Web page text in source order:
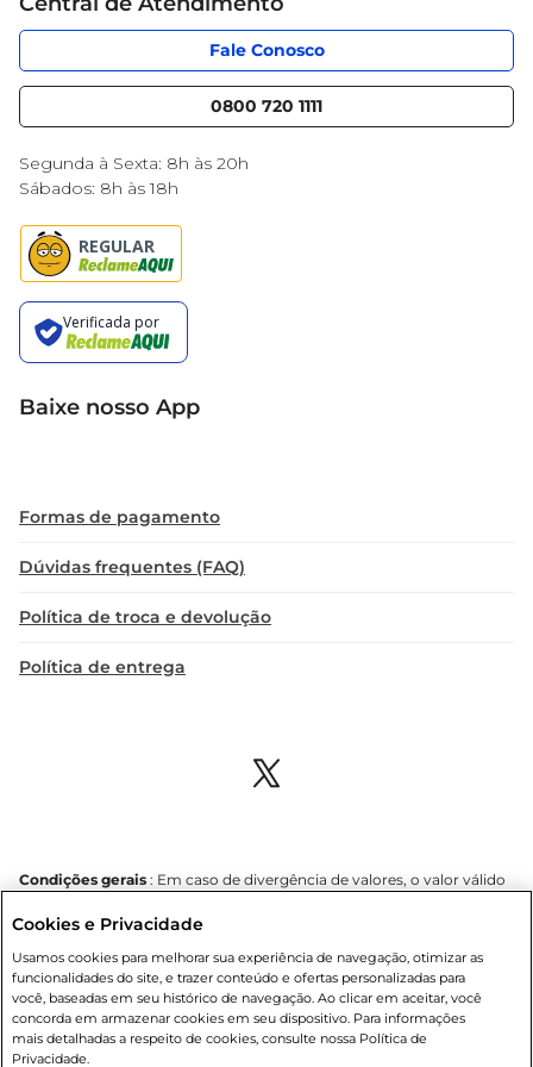
Sobre Privacidade
Nossas lojas
Código de Ética
Serviços
Fale Conosco
0800 720 1111
Segunda à Sexta: 8h às 20h
Sábados: 8h às 18h
Baixe nosso App
Formas de pagamento
Dúvidas frequentes (FAQ)
Política de troca e devolução
Política de entrega
Condições gerais : Em caso de divergência de valores, o valor válido
confirmação de estoque. Compras podem ser canceladas em caso
número de clientes as nossas promoções, a compra de produtos
com preços promocionais poderá ter sua quantidade limitada por
cliente. Os preços, ofertas e condições são exclusivos para o e-
commerce e válidos durante o dia de hoje, podendo sofrer alterações
sem prévia notificação. Proibida a venda de bebidas alcoólicas para
Cookies e Privacidade
Usamos cookies para melhorar sua experiência de navegação, otimizar as
funcionalidades do site, e trazer conteúdo e ofertas personalizadas para
você, baseadas em seu histórico de navegação. Ao clicar em aceitar, você
concorda em armazenar cookies em seu dispositivo. Para informações
mais detalhadas a respeito de cookies, consulte nossa Política de
Privacidade.